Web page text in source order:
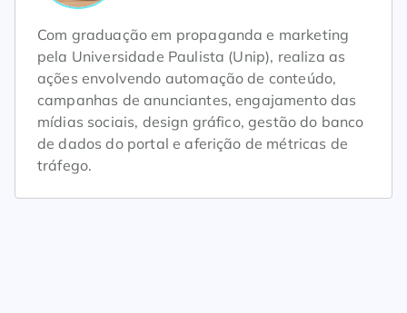
Com graduação em propaganda e marketing
pela Universidade Paulista (Unip), realiza as
ações envolvendo automação de conteúdo,
campanhas de anunciantes, engajamento das
mídias sociais, design gráfico, gestão do banco
de dados do portal e aferição de métricas de
tráfego.